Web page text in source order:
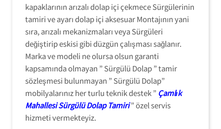
kapaklarının arızalı dolap içi çekmece Sürgülerinin
tamiri ve ayarı dolap içi aksesuar Montajının yani
sıra, arızalı mekanizmaları veya Sürgüleri
değiştirip eskisi gibi düzgün çalışması sağlanır.
Marka ve modeli ne olursa olsun garanti
kapsamında olmayan ” Sürgülü Dolap ” tamir
sözleşmesi bulunmayan ” Sürgülü Dolap”
mobilyalarınız her turlu teknik destek ” Çamlık
Mahallesi Sürgülü Dolap Tamiri” özel servis
hizmeti vermekteyiz.